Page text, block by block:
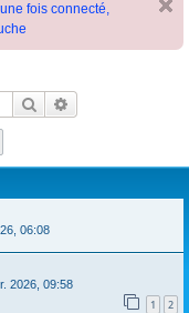
e
r
fois connecté,
Rechercher
06:08
2026, 09:58
1 2